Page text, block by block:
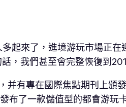
起來了，進境游玩市場正在
，我們甚至會完整恢復到
并有專在國際焦點期刊上頒
布了一款儲值型的都會游玩